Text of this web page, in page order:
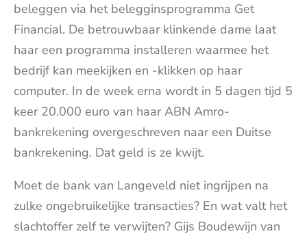
beleggen via het belegginsprogramma Get
Financial. De betrouwbaar klinkende dame laat
haar een programma installeren waarmee het
bedrijf kan meekijken en -klikken op haar
computer. In de week erna wordt in 5 dagen tijd 5
keer 20.000 euro van haar ABN Amro-
bankrekening overgeschreven naar een Duitse
bankrekening. Dat geld is ze kwijt.
Moet de bank van Langeveld niet ingrijpen na
zulke ongebruikelijke transacties? En wat valt het
slachtoffer zelf te verwijten? Gijs Boudewijn van